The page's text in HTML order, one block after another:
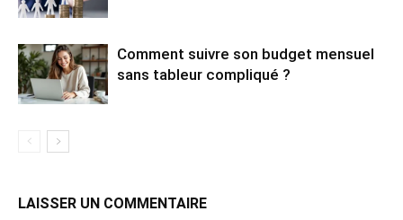
Comment suivre son budget mensuel
sans tableur compliqué ?
LAISSER UN COMMENTAIRE